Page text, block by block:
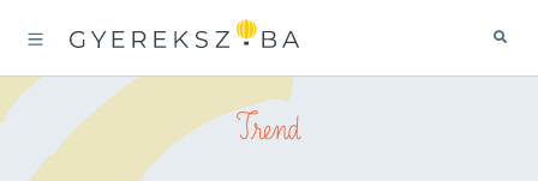
Trend